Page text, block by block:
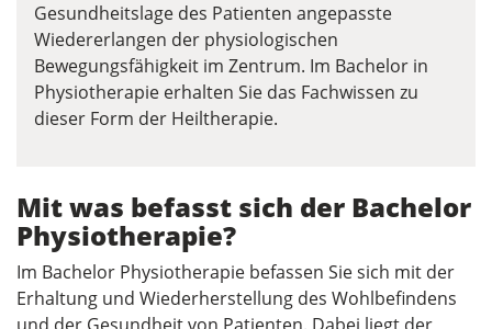
Gesundheitslage des Patienten angepasste
Wiedererlangen der physiologischen
Bewegungsfähigkeit im Zentrum. Im Bachelor in
Physiotherapie erhalten Sie das Fachwissen zu
dieser Form der Heiltherapie.
Mit was befasst sich der Bachelor
Physiotherapie?
Im Bachelor Physiotherapie befassen Sie sich mit der
Erhaltung und Wiederherstellung des Wohlbefindens